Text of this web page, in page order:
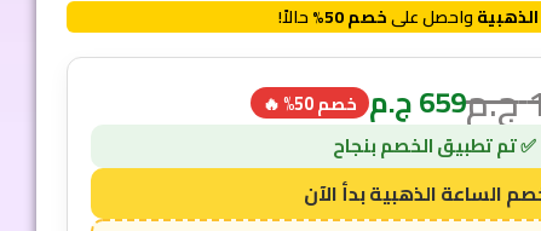
واحصل علىخصم 50% حالاً!
ج.م659ج.م خصم 50% 🔥